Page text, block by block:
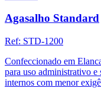
Agasalho Standard
Ref: STD-1200
Confeccionado em
para uso administrativo e
internos com menor